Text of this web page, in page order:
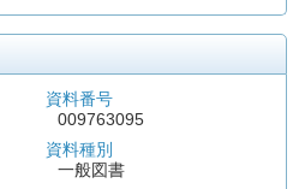
資料番号
009763095
資料種別
一般図書